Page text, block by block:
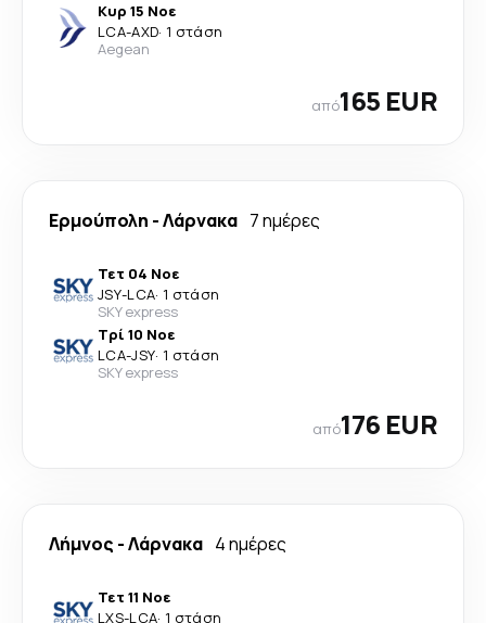
Κυρ 15 Νοε
LCA-AXD· 1 στάση
Aegean
από165 EUR
Ερμούπολη -Λάρνακα 7 ημέρες
Τετ 04 Νοε
JSY-LCA· 1 στάση
SKY express
Τρί 10 Νοε
LCA-JSY· 1 στάση
SKY express
από176 EUR
Λήμνος -Λάρνακα 4 ημέρες
Τετ 11 Νοε
LXS-LCA· 1 στάση